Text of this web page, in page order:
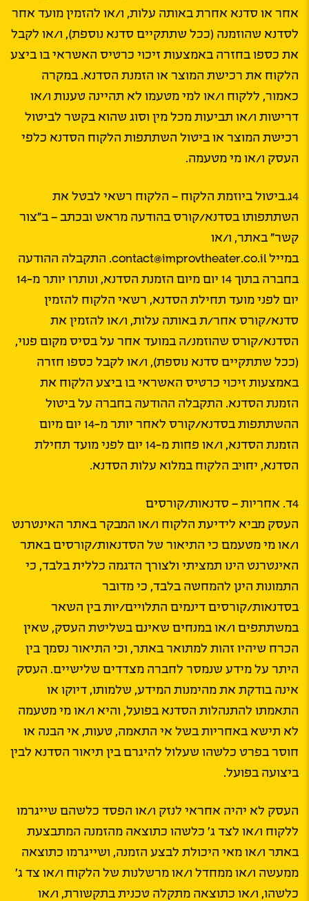
אחר או סדנא אחרת באותה עלות, ו/או להזמין מועד אחר
לסדנא שהוזמנה (ככל שתתקיים סדנא נוספת), ו/או לקבל
את כספו בחזרה באמצעות זיכוי כרטיס האשראי בו ביצע
הלקוח את רכישת המוצר או הזמנת הסדנא. במקרה
כאמור, ללקוח ו/או למי מטעמו לא תהיינה טענות ו/או
דרישות ו/או תביעות מכל מין וסוג שהוא בקשר לביטול
רכישת המוצר או ביטול השתתפות הלקוח הסדנא כלפי
העסק ו/או מי מטעמה.
4ג.ביטול ביוזמת הלקוח – הלקוח רשאי לבטל את
השתתפותו בסדנא/קורס בהודעה מראש ובכתב – ב”צור
קשר” באתר, ו/או
במייל contact@improvtheater.co.il. התקבלה ההודעה
בחברה בתוך 14 יום מיום הזמנת הסדנא, ונותרו יותר מ-14
יום לפני מועד תחילת הסדנא, רשאי הלקוח להזמין
סדנא/קורס אחר/ת באותה עלות, ו/או להזמין את
הסדנא/קורס שהוזמנ/ה במועד אחר על בסיס מקום פנוי,
(ככל שתתקיים סדנא נוספת), ו/או לקבל כספו חזרה
באמצעות זיכוי כרטיס האשראי בו ביצע הלקוח את
הזמנת הסדנא. התקבלה ההודעה בחברה על ביטול
ההשתתפות בסדנא/קורס לאחר יותר מ-14 יום מיום
הזמנת הסדנא, ו/או פחות מ-14 יום לפני מועד תחילת
הסדנא, יחויב הלקוח במלוא עלות הסדנא.
4ד. אחריות – סדנאות/קורסים
העסק מביא לידיעת הלקוח ו/או המבקר באתר האינטרנט
ו/או מי מטעמם כי התיאור של הסדנאות/קורסים באתר
האינטרנט הינו תמציתי ולצורך הדגמה כללית בלבד, כי
התמונות הינן להמחשה בלבד, כי מדובר
בסדנאות/קורסים דינמים התלויים/יות בין השאר
במשתתפים ו/או במנחים שאינם בשליטת העסק, שאין
הכרח שיהיו זהות למתואר באתר, וכי התיאור נסמך בין
היתר על מידע שנמסר לחברה מצדדים שלישיים. העסק
אינה בודקת את מהימנות המידע, שלמותו, דיוקו או
התאמתו להתנהלות הסדנא בפועל, והיא ו/או מי מטעמה
לא תישא באחריות בשל אי התאמה, טעות, אי הבנה או
חוסר בפרט כלשהו שעלול להיגרם בין תיאור הסדנא לבין
ביצועה בפועל.
העסק לא יהיה אחראי לנזק ו/או הפסד כלשהם שייגרמו
ללקוח ו/או לצד ג’ כלשהו כתוצאה מהזמנה המתבצעת
באתר ו/או מאי היכולת לבצע הזמנה, ושייגרמו כתוצאה
ממעשה ו/או ממחדל ו/או מרשלנות של הלקוח ו/או צד ג’
כלשהו, ו/או כתוצאה מתקלה טכנית בתקשורת, ו/או